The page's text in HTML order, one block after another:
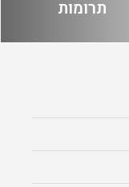
תרומות